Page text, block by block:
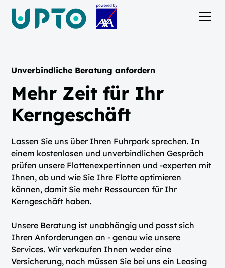
Unverbindliche Beratung anfordern
Mehr Zeit für Ihr
Kerngeschäft
Lassen Sie uns über Ihren Fuhrpark sprechen. In
einem kostenlosen und unverbindlichen Gespräch
prüfen unsere Flottenexpertinnen und -experten mit
Ihnen, ob und wie Sie Ihre Flotte optimieren
können, damit Sie mehr Ressourcen für Ihr
Kerngeschäft haben.
Unsere Beratung ist unabhängig und passt sich
Ihren Anforderungen an - genau wie unsere
Services. Wir verkaufen Ihnen weder eine
Versicherung, noch müssen Sie bei uns ein Leasing